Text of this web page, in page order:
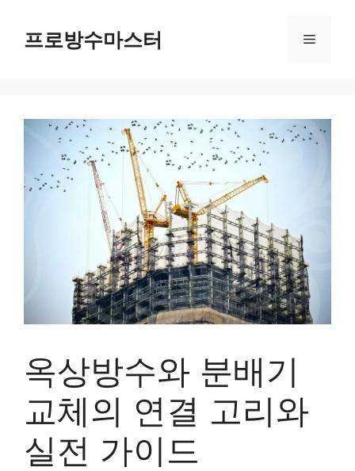
프로방수마스터 메
옥상방수와 분배기
교체의 연결 고리와
실전 가이드